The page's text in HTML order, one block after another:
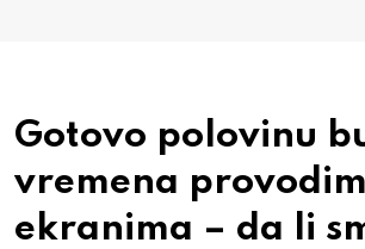
Gotovo polovinu
vremena
ekranima – da li